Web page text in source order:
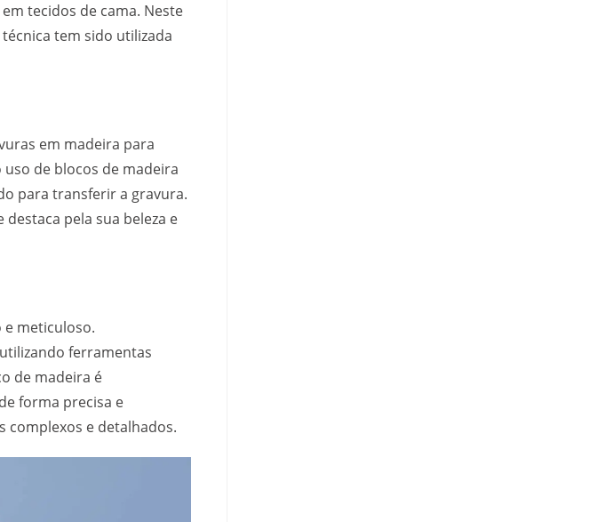
tecidos de cama. Neste
tem sido utilizada
em madeira para
de blocos de madeira
para transferir a gravura.
pela sua beleza e
e meticuloso.
ferramentas
de madeira é
forma precisa e
complexos e detalhados.